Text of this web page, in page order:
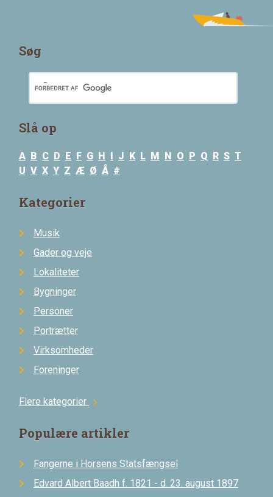
Søg
Slå op
A B C D E F G H I J K L M N O P Q R S T
U V X Y Z Æ Ø Å #
Kategorier
Musik
Gader og veje
Lokaliteter
Bygninger
Personer
Portrætter
Virksomheder
Foreninger
Flere kategorier chevron_right
Populære artikler
Fangerne i Horsens Statsfængsel
Edvard Albert Baadh f. 1821 - d. 23. august 1897